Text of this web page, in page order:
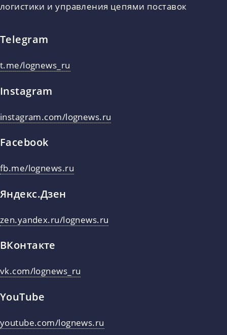
логистики и управления цепями поставок
Telegram
t.me/lognews_ru
Instagram
instagram.com/lognews.ru
Facebook
fb.me/lognews.ru
Яндекс.Дзен
zen.yandex.ru/lognews.ru
ВКонтакте
vk.com/lognews_ru
YouTube
youtube.com/lognews.ru